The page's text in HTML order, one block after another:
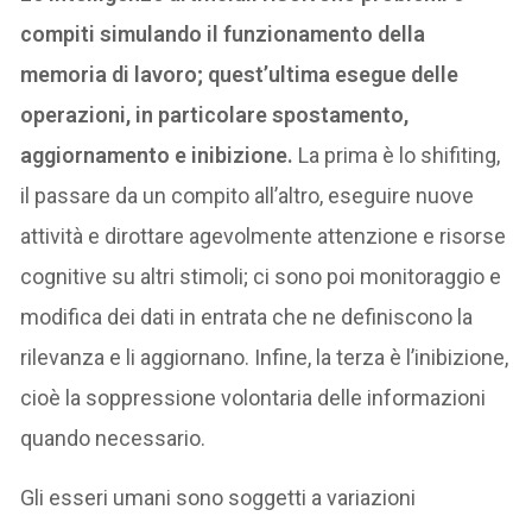
compiti simulando il funzionamento della
memoria di lavoro; quest’ultima esegue delle
operazioni, in particolare spostamento,
aggiornamento e inibizione. La prima è lo shifiting,
il passare da un compito all’altro, eseguire nuove
attività e dirottare agevolmente attenzione e risorse
cognitive su altri stimoli; ci sono poi monitoraggio e
modifica dei dati in entrata che ne definiscono la
rilevanza e li aggiornano. Infine, la terza è l’inibizione,
cioè la soppressione volontaria delle informazioni
quando necessario.
Gli esseri umani sono soggetti a variazioni